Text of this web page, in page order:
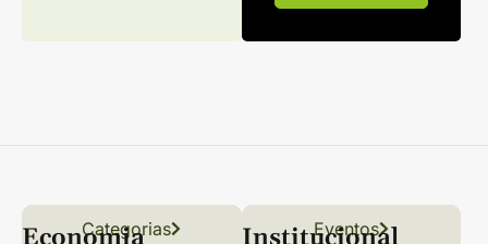
Links úteis
Conteúdo Grãos
Florestas Hortifrúti
Categorias Eventos